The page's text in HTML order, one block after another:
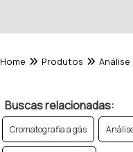
Home Produtos
Buscas relacionadas:
Cromatografia a gás